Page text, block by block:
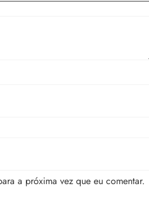
a próxima vez que eu comentar.